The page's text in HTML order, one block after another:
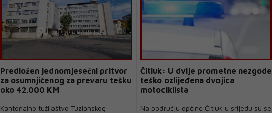
Predložen jednomjesečni pritvor
za osumnjičenog za prevaru tešku
oko 42.000 KM
Kantonalno tužilaštvo Tuzlanskog
Čitluk: U dvije prometne nezgode
teško ozlijeđena dvojica
motociklista
Na području općine Čitluk u srijedu su se